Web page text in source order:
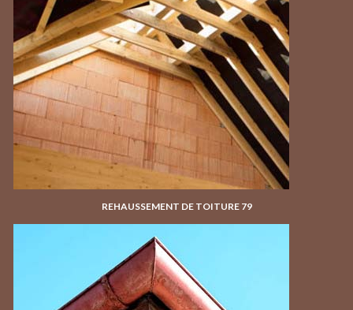
REHAUSSEMENT DE TOITURE 79